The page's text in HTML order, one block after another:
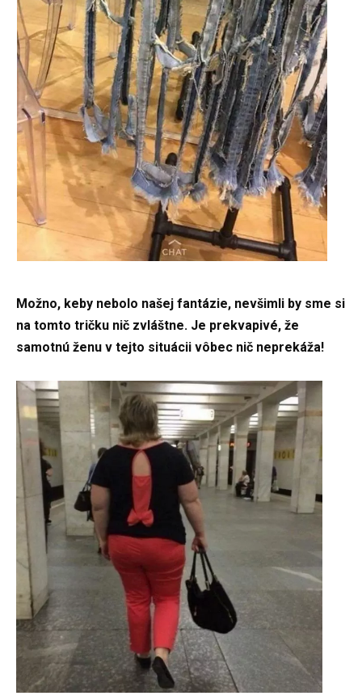
Možno, keby nebolo našej fantázie, nevšimli by sme si
na tomto tričku nič zvláštne. Je prekvapivé, že
samotnú ženu v tejto situácii vôbec nič neprekáža!